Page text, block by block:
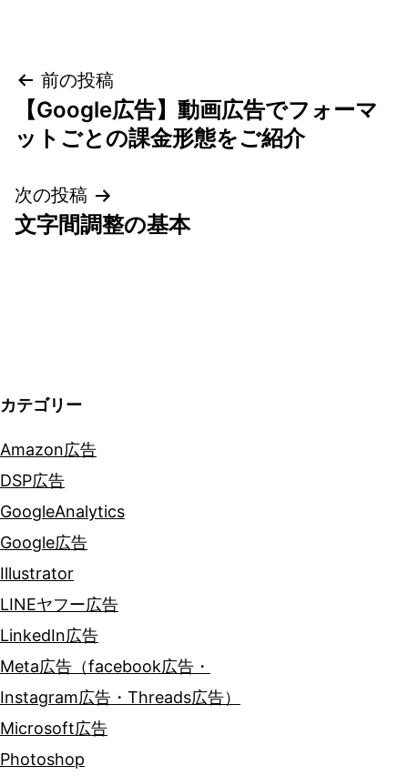
投
稿
ビ
ン
前の投稿
【Google広告】動画広告でフォーマ
ットごとの課金形態をご紹介
次の投稿
文字間調整の基本
カテゴリー
Amazon広告
DSP広告
GoogleAnalytics
Google広告
Illustrator
LINEヤフー広告
LinkedIn広告
Meta広告（facebook広告・
Instagram広告・Threads広告）
Microsoft広告
Photoshop